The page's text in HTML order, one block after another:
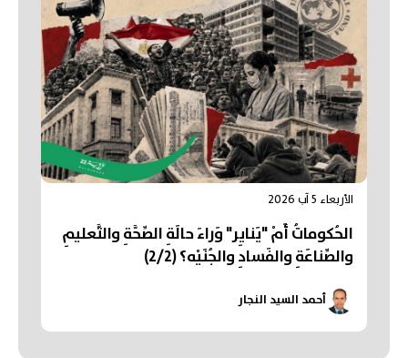
الأربعاء 5 آب 2026
الحُكوماتُ أَمْ "يَنايِر" وَراءَ حالَةِ الصِّحَّةِ والتَّعليمِ
والصِّناعَةِ والفَسادِ والجُنَيْه؟ (2/2)
أحمد السيد النجار